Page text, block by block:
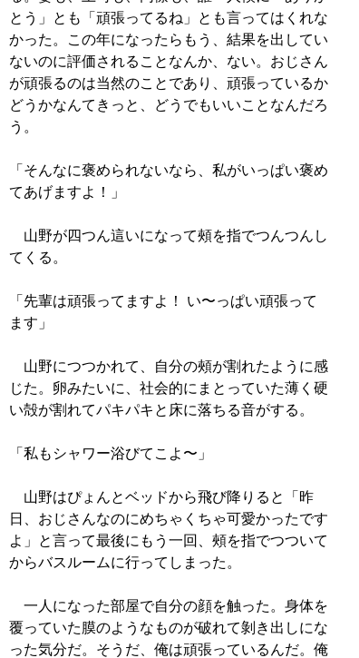
とう」とも「頑張ってるね」とも言ってはくれな
かった。この年になったらもう、結果を出してい
ないのに評価されることなんか、ない。おじさん
が頑張るのは当然のことであり、頑張っているか
どうかなんてきっと、どうでもいいことなんだろ
う。
「そんなに褒められないなら、私がいっぱい褒め
てあげますよ！」
山野が四つん這いになって頰を指でつんつんし
てくる。
「先輩は頑張ってますよ！ い〜っぱい頑張って
ます」
山野につつかれて、自分の頰が割れたように感
じた。卵みたいに、社会的にまとっていた薄く硬
い殻が割れてパキパキと床に落ちる音がする。
「私もシャワー浴びてこよ〜」
山野はぴょんとベッドから飛び降りると「昨
日、おじさんなのにめちゃくちゃ可愛かったです
よ」と言って最後にもう一回、頰を指でつついて
からバスルームに行ってしまった。
一人になった部屋で自分の顔を触った。身体を
覆っていた膜のようなものが破れて剝き出しにな
った気分だ。そうだ、俺は頑張っているんだ。俺